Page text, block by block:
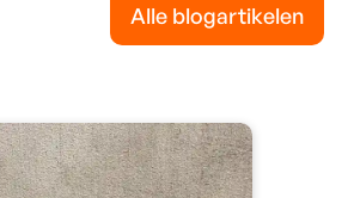
Alle blogartikelen